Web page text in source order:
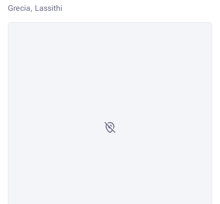
Grecia, Lassithi